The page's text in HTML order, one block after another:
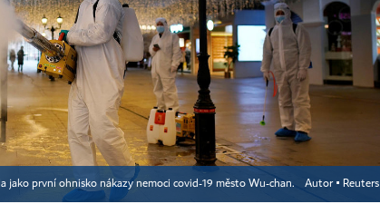
jako první ohnisko nákazy nemoci covid-19 město Wu-chan. Autor ▪ Reuters